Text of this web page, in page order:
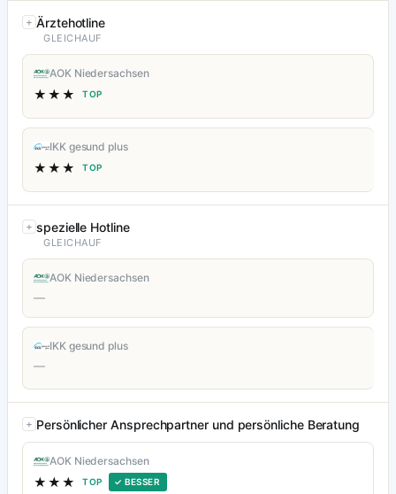
Ärztehotline
GLEICHAUF
AOK Niedersachsen
★★★ TOP
IKK gesund plus
★★★ TOP
spezielle Hotline
GLEICHAUF
AOK Niedersachsen
—
IKK gesund plus
—
Persönlicher Ansprechpartner und persönliche Beratung
AOK Niedersachsen
★★★ TOP ✓ BESSER